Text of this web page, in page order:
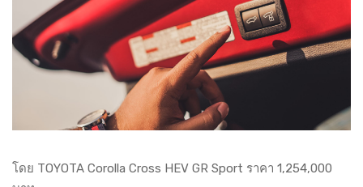
โดย TOYOTA Corolla Cross HEV GR Sport ราคา 1,254,000